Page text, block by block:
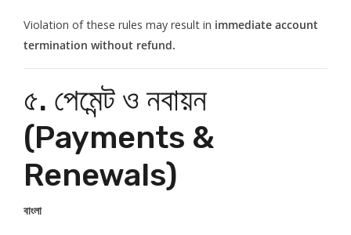
Violation of these rules may result in immediate account
termination without refund.
৫. পেমেন্ট ও নবায়ন
(Payments &
Renewals)
বাংলা